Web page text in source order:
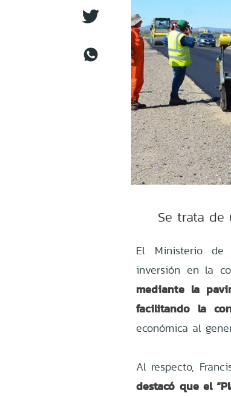
Se trata
El Ministerio de
inversión en la
mediante la
facilitando la
económica al
Al respecto,
destacó que el